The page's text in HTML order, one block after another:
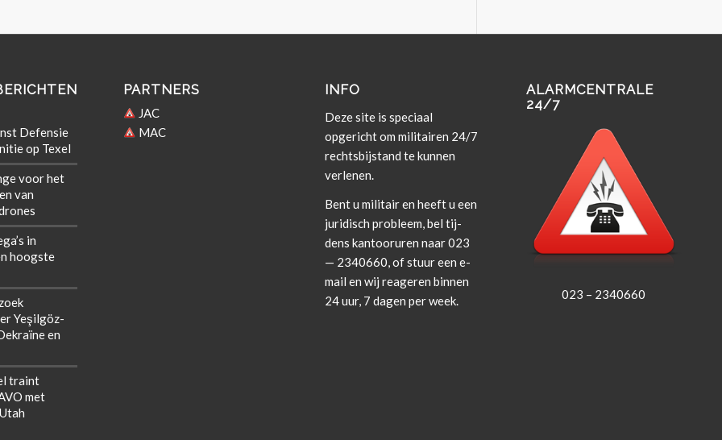
Defensie
op Texel
voor het
van
in
hoogste
Yeşilgöz-
en
traint
met
PARTNERS
JAC
MAC
INFO
Deze site is spe­ci­aal
opgericht om militairen 24/7
rechts­bi­j­s­tand te kun­nen
verlenen.
Bent u militair en heeft u een
juridisch prob­leem, bel tij­
dens kan­tooruren naar 023
— 2340660, of stuur een e-
mail en wij rea­geren bin­nen
24 uur, 7 dagen per week.
ALARMCENTRALE
24/7
023 – 2340660